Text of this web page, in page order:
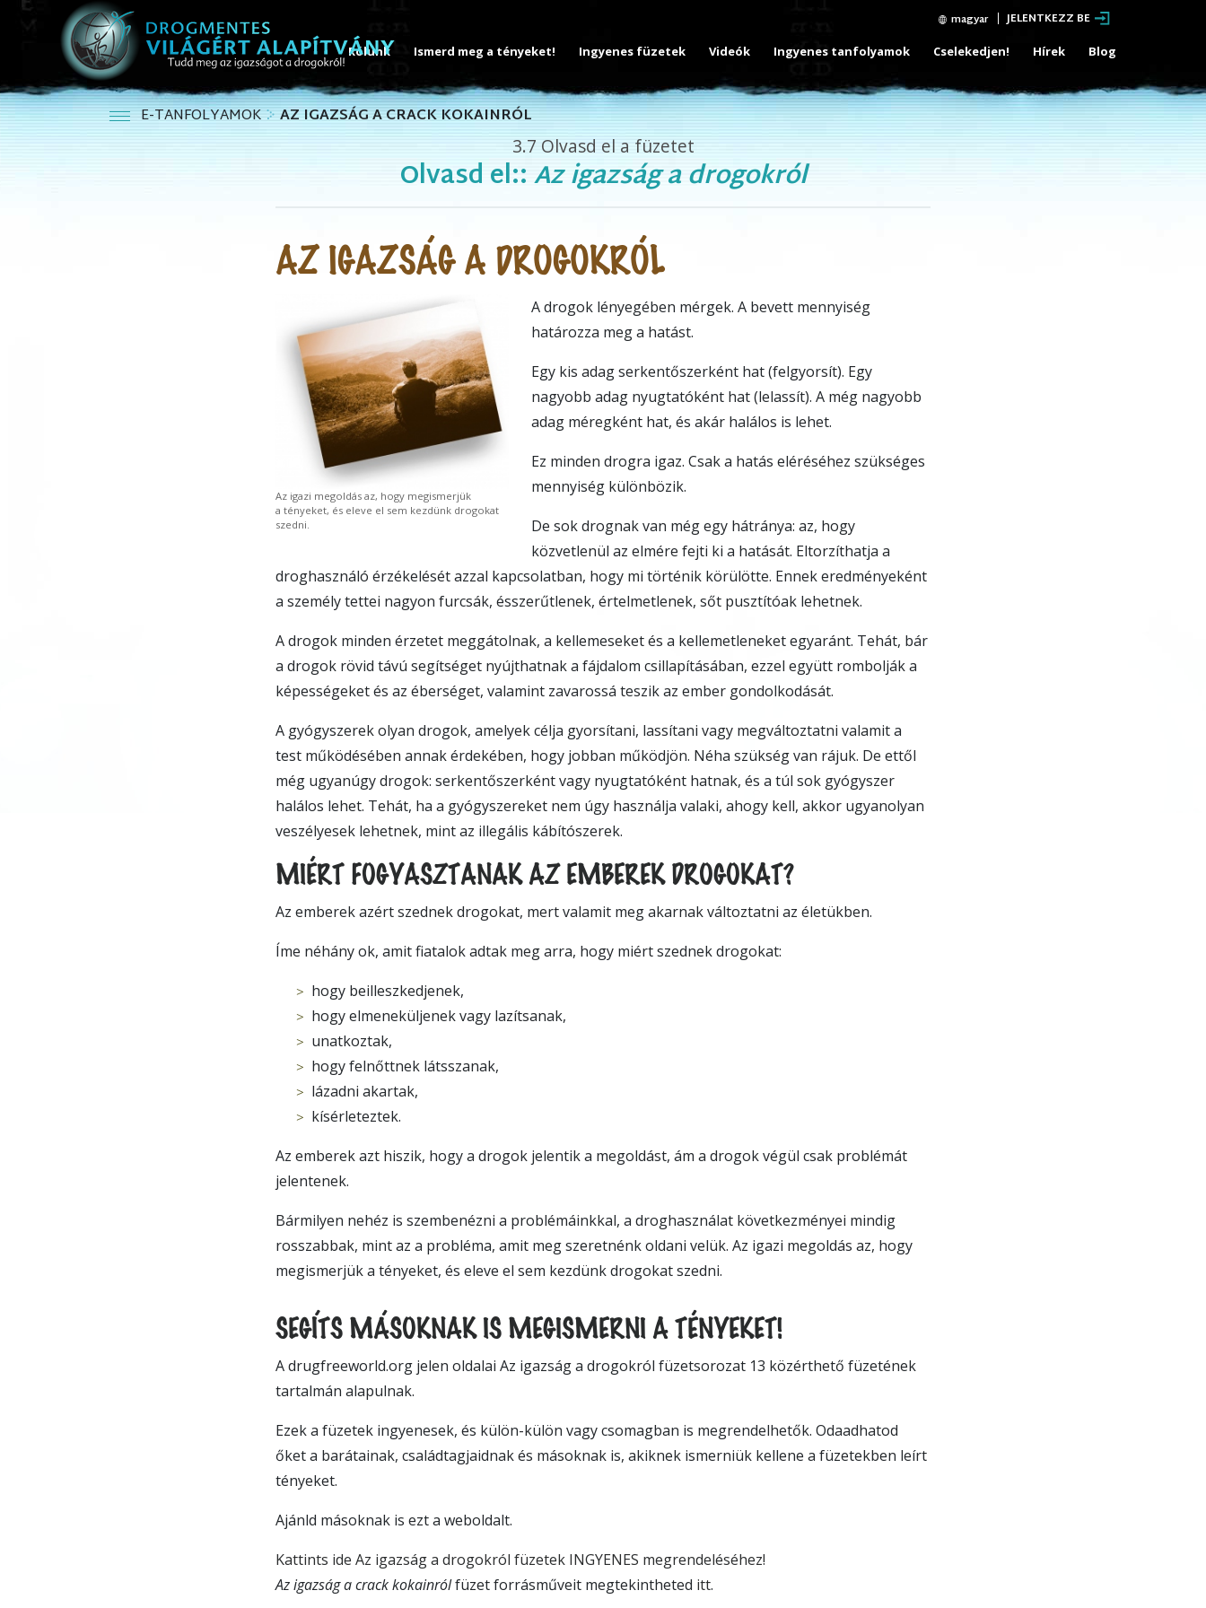
magyar JELENTKEZZ BE
Rólunk Ismerd meg a tényeket! Ingyenes füzetek Videók Ingyenes tanfolyamok Cselekedjen! Hírek Blog
E-TANFOLYAMOK AZ IGAZSÁG A CRACK KOKAINRÓL
3.7 Olvasd el a füzetet
Olvasd el::Az igazság a drogokról
AZ IGAZSÁG A DROGOKRÓL
Az igazi megoldás az, hogy megismerjük
a tényeket, és eleve el sem kezdünk drogokat
szedni.
A drogok lényegében mérgek. A bevett mennyiség
határozza meg a hatást.
Egy kis adag serkentőszerként hat (felgyorsít). Egy
nagyobb adag nyugtatóként hat (lelassít). A még nagyobb
adag méregként hat, és akár halálos is lehet.
Ez minden drogra igaz. Csak a hatás eléréséhez szükséges
mennyiség különbözik.
De sok drognak van még egy hátránya: az, hogy
közvetlenül az elmére fejti ki a hatását. Eltorzíthatja a
droghasználó érzékelését azzal kapcsolatban, hogy mi történik körülötte. Ennek eredményeként
a személy tettei nagyon furcsák, ésszerűtlenek, értelmetlenek, sőt pusztítóak lehetnek.
A drogok minden érzetet meggátolnak, a kellemeseket és a kellemetleneket egyaránt. Tehát, bár
a drogok rövid távú segítséget nyújthatnak a fájdalom csillapításában, ezzel együtt rombolják a
képességeket és az éberséget, valamint zavarossá teszik az ember gondolkodását.
A gyógyszerek olyan drogok, amelyek célja gyorsítani, lassítani vagy megváltoztatni valamit a
test működésében annak érdekében, hogy jobban működjön. Néha szükség van rájuk. De ettől
még ugyanúgy drogok: serkentőszerként vagy nyugtatóként hatnak, és a túl sok gyógyszer
halálos lehet. Tehát, ha a gyógyszereket nem úgy használja valaki, ahogy kell, akkor ugyanolyan
veszélyesek lehetnek, mint az illegális kábítószerek.
MIÉRT FOGYASZTANAK AZ EMBEREK DROGOKAT?
Az emberek azért szednek drogokat, mert valamit meg akarnak változtatni az életükben.
Íme néhány ok, amit fiatalok adtak meg arra, hogy miért szednek drogokat:
hogy beilleszkedjenek,
hogy elmeneküljenek vagy lazítsanak,
unatkoztak,
hogy felnőttnek látsszanak,
lázadni akartak,
kísérleteztek.
Az emberek azt hiszik, hogy a drogok jelentik a megoldást, ám a drogok végül csak problémát
jelentenek.
Bármilyen nehéz is szembenézni a problémáinkkal, a droghasználat következményei mindig
rosszabbak, mint az a probléma, amit meg szeretnénk oldani velük. Az igazi megoldás az, hogy
megismerjük a tényeket, és eleve el sem kezdünk drogokat szedni.
SEGÍTS MÁSOKNAK IS MEGISMERNI A TÉNYEKET!
A drugfreeworld.org jelen oldalai Az igazság a drogokról füzetsorozat 13 közérthető füzetének
tartalmán alapulnak.
Ezek a füzetek ingyenesek, és külön-külön vagy csomagban is megrendelhetők. Odaadhatod
őket a barátainak, családtagjaidnak és másoknak is, akiknek ismerniük kellene a füzetekben leírt
tényeket.
Ajánld másoknak is ezt a weboldalt.
Kattints ide Az igazság a drogokról füzetek INGYENES megrendeléséhez!
Az igazság a crack kokainrólfüzet forrásműveit megtekintheted itt.